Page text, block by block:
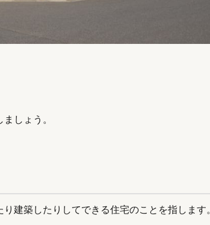
しょう。
建築したりしてできる住宅のことを指します